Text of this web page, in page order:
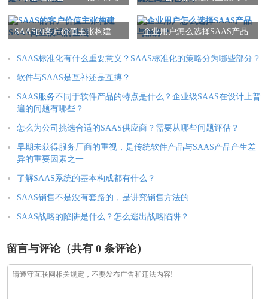
SAAS的客户价值主张构建
企业用户怎么选择SAAS产品
SAAS标准化有什么重要意义？SAAS标准化的策略分为哪些部分？
软件与SAAS是互补还是互搏？
SAAS服务不同于软件产品的特点是什么？企业级SAAS在设计上普
遍的问题有哪些？
怎么为公司挑选合适的SAAS供应商？需要从哪些问题评估？
早期未获得服务厂商的重视，是传统软件产品与SAAS产品产生差
异的重要因素之一
了解SAAS系统的基本构成都有什么？
SAAS销售不是没有套路的，是讲究销售方法的
SAAS战略的陷阱是什么？怎么逃出战略陷阱？
留言与评论（共有 0 条评论）